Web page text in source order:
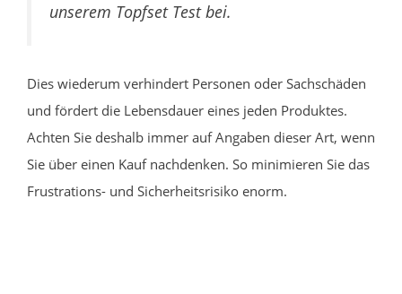
unserem Topfset Test bei.
Dies wiederum verhindert Personen oder Sachschäden
und fördert die Lebensdauer eines jeden Produktes.
Achten Sie deshalb immer auf Angaben dieser Art, wenn
Sie über einen Kauf nachdenken. So minimieren Sie das
Frustrations- und Sicherheitsrisiko enorm.